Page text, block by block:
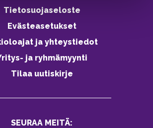
Tietosuojaseloste
Evästeasetukset
ja yhteystiedot
ja ryhmämyynti
Tilaa uutiskirje
SEURAA MEITÄ: